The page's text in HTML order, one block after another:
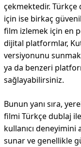
çekmektedir.
için ise birkaç
film izlemek için en
dijital platformlar,
versiyonunu
ya da benzeri
sağlayabilirsiniz.
Bunun yanı sıra,
filmi Türkçe dublaj
kullanıcı
sunar ve genellikle